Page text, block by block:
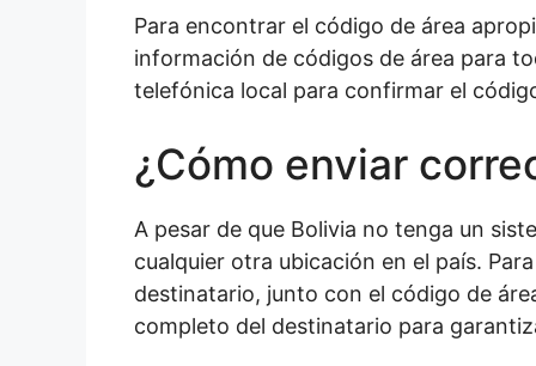
Para encontrar el código de área
información de códigos de área para
telefónica local para confirmar el
¿Cómo enviar
A pesar de que Bolivia no tenga un
cualquier otra ubicación en el país.
destinatario, junto con el código de
completo del destinatario para